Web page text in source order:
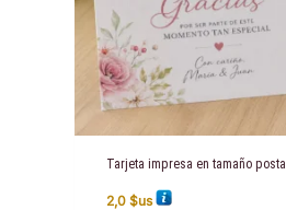
Tarjeta impresa en tamaño postal
2,0$us